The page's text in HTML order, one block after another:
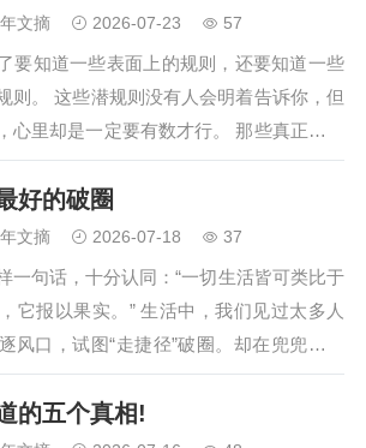
医生跟你说要早睡，你知道，但你晚睡不
不用这个词，太像培训课里卖的术语。我
。难听是难听，但好在没人教过你怎么长脑
。某人的体感。20019到2022年，我在一
文摘 2026-07-23 57
要知道一些表面上的规则，还要知道一些
则。 这些潜规则没有人会明着告诉你，但
心里却是一定要有数才行。 那些真正混得
头做事，一定是把潜规则运用得炉火纯青
时候，很多人都想去打破规则，但最后一
理很简单，那些制定规则的人，都是既得
的规则，那肯定是最大限度地保障自身的
着想。…
好的破圈
文摘 2026-07-18 37
一句话，十分认同：“一切生活皆可类比于
它报以果实。” 生活中，我们见过太多人
风口，试图“走捷径”破圈。却在兜兜转转
深耕自己，才是投资回报率最高的事。 我
，自然会吸引同频的贵人；我们在自己的
的五个真相!